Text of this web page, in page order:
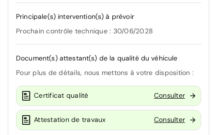
Principale(s) intervention(s) à prévoir
Prochain contrôle technique : 30/06/2028
Document(s) attestant(s) de la qualité du véhicule
Pour plus de détails, nous mettons à votre disposition :
Certificat qualité Consulter
Attestation de travaux Consulter